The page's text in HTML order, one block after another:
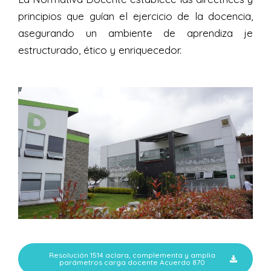
principios que guían el ejercicio de la docencia,
asegurando un ambiente de aprendiza je
estructurado, ético y enriquecedor.
Resolución 1514 aclara, complementa y amplia
parámetros carga docente Acuerdo 870